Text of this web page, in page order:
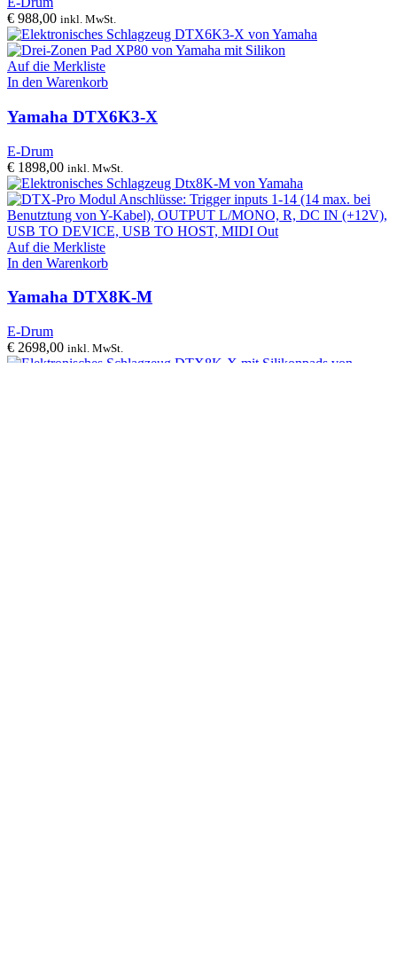
€ 988,00 inkl. MwSt.
Auf die Merkliste
In den Warenkorb
Yamaha DTX6K3-X
E-Drum
€ 1898,00 inkl. MwSt.
Auf die Merkliste
In den Warenkorb
Yamaha DTX8K-M
E-Drum
€ 2698,00 inkl. MwSt.